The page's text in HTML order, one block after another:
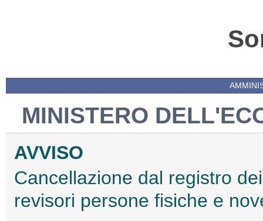
MINISTERO
AVVISO
Cancellazione dal registro
revisori persone fisiche e